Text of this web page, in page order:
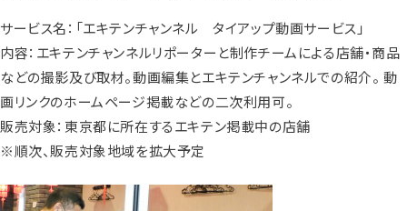
サービス名：「エキテンチャンネル タイアップ動画サービス」
内容：エキテンチャンネルリポーターと制作チームによる店舗・商品
などの撮影及び取材。動画編集とエキテンチャンネルでの紹介。 動
画リンクのホームページ掲載などの二次利用可。
販売対象：東京都に所在するエキテン掲載中の店舗
※順次、販売対象地域を拡大予定